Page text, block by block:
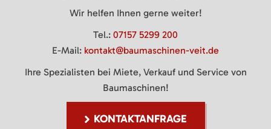
Wir helfen Ihnen gerne weiter!
Tel.: 07157 5299 200
E-Mail: kontakt@baumaschinen-veit.de
Ihre Spezialisten bei Miete, Verkauf und Service von
Baumaschinen!
KONTAKTANFRAGE